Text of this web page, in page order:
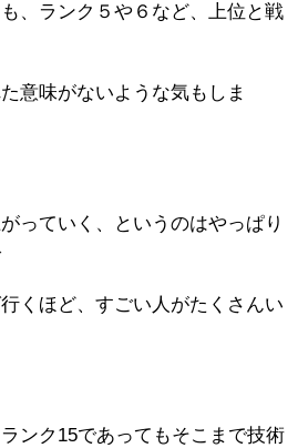
、ランク５や６など、上位と戦
意味がないような気もしま
っていく、というのはやっぱり
くほど、すごい人がたくさんい
ンク15であってもそこまで技術